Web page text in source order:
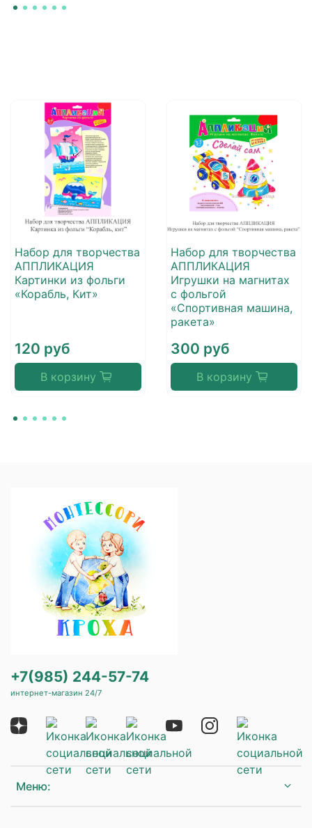
Набор для творчества
АППЛИКАЦИЯ
Картинки из фольги
«Корабль, Кит»
120 руб
В корзину
Набор для творчества
АППЛИКАЦИЯ
Игрушки на магнитах
с фольгой
«Спортивная машина,
ракета»
300 руб
В корзину
Меню:
+7(985) 244-57-74
интернет-магазин 24/7